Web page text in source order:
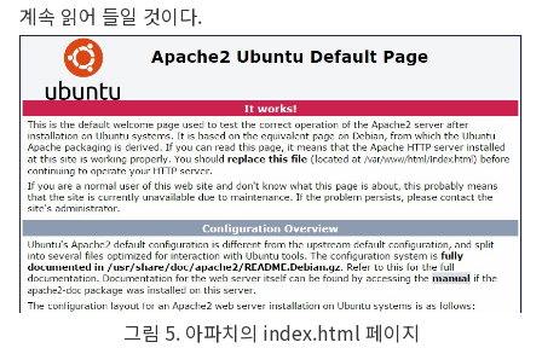
계속 읽어 들일 것이다.
그림 5. 아파치의 index.html 페이지